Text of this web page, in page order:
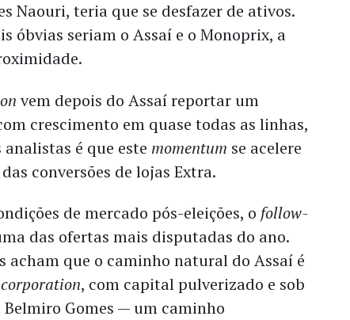
Naouri, teria que se desfazer de ativos.
óbvias seriam o Assaí e o Monoprix, a
vem depois do Assaí reportar um
crescimento em quase todas as linhas,
é que este momentum se acelere
conversões de lojas Extra.
de mercado pós-eleições, o follow-
das ofertas mais disputadas do ano.
acham que o caminho natural do Assaí é
, com capital pulverizado e sob
Belmiro Gomes — um caminho